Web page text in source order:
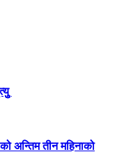
अन्तिम तीन महिनाको